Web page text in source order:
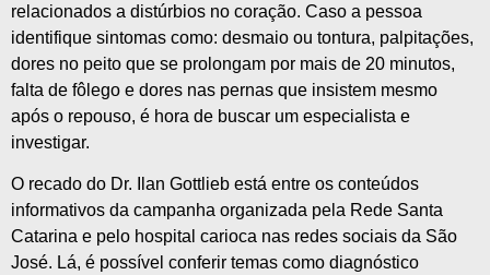
relacionados a distúrbios no coração. Caso a pessoa
identifique sintomas como: desmaio ou tontura, palpitações,
dores no peito que se prolongam por mais de 20 minutos,
falta de fôlego e dores nas pernas que insistem mesmo
após o repouso, é hora de buscar um especialista e
investigar.
O recado do Dr. Ilan Gottlieb está entre os conteúdos
informativos da campanha organizada pela Rede Santa
Catarina e pelo hospital carioca nas redes sociais da São
José. Lá, é possível conferir temas como diagnóstico